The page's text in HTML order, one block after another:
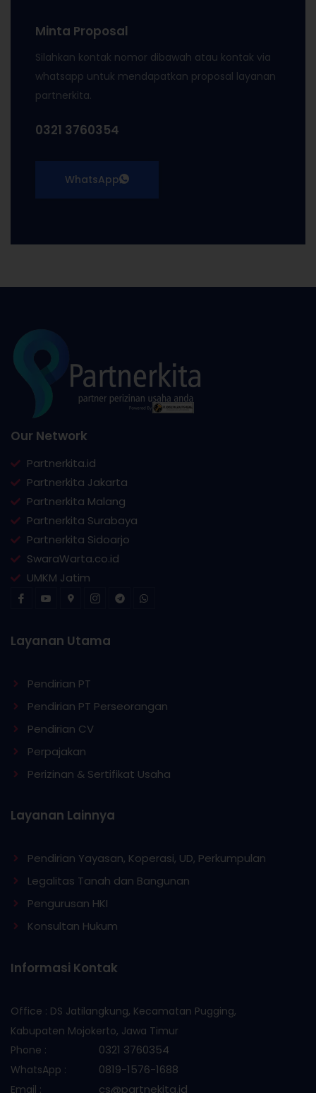
Minta Proposal
Silahkan kontak nomor dibawah atau kontak via
whatsapp untuk mendapatkan proposal layanan
partnerkita.
0321 3760354
WhatsApp
Our Network
Partnerkita.id
Partnerkita Jakarta
Partnerkita Malang
Partnerkita Surabaya
Partnerkita Sidoarjo
SwaraWarta.co.id
UMKM Jatim
Layanan Utama
Pendirian PT
Pendirian PT Perseorangan
Pendirian CV
Perpajakan
Perizinan & Sertifikat Usaha
Layanan Lainnya
Pendirian Yayasan, Koperasi, UD, Perkumpulan
Legalitas Tanah dan Bangunan
Pengurusan HKI
Konsultan Hukum
Informasi Kontak
Office : DS Jatilangkung, Kecamatan Pugging,
Kabupaten Mojokerto, Jawa Timur
Phone :
0321 3760354
WhatsApp : 0819-1576-1688
Email : cs@partnekita.id